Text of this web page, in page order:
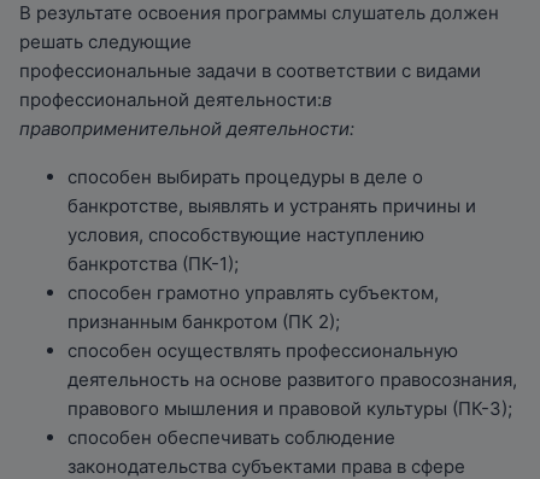
В результате освоения программы слушатель должен
решать следующие
профессиональные задачи в соответствии с видами
профессиональной деятельности:в
правоприменительной деятельности:
способен выбирать процедуры в деле о
банкротстве, выявлять и устранять причины и
условия, способствующие наступлению
банкротства (ПК-1);
способен грамотно управлять субъектом,
признанным банкротом (ПК 2);
способен осуществлять профессиональную
деятельность на основе развитого правосознания,
правового мышления и правовой культуры (ПК-3);
способен обеспечивать соблюдение
законодательства субъектами права в сфере